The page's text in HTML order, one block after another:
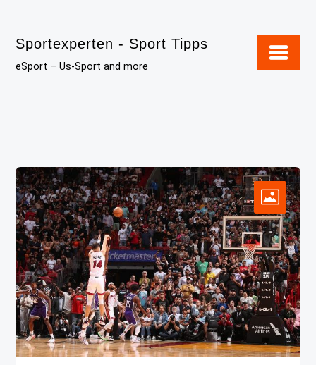
content
Sportexperten - Sport Tipps
eSport – Us-Sport and more